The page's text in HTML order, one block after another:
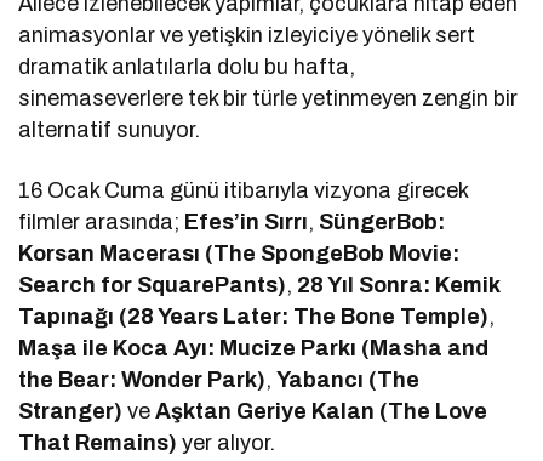
animasyonlar ve yetişkin izleyiciye yönelik sert
dramatik anlatılarla dolu bu hafta,
sinemaseverlere tek bir türle yetinmeyen zengin bir
alternatif sunuyor.
16 Ocak Cuma günü itibarıyla vizyona girecek
filmler arasında; Efes’in Sırrı, SüngerBob:
Korsan Macerası (The SpongeBob Movie:
Search for SquarePants), 28 Yıl Sonra: Kemik
Tapınağı (28 Years Later: The Bone Temple),
Maşa ile Koca Ayı: Mucize Parkı (Masha and
the Bear: Wonder Park),Yabancı (The
Stranger) veAşktan Geriye Kalan (The Love
That Remains) yer alıyor.